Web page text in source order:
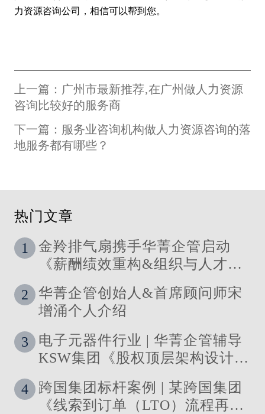
力资源咨询公司，相信可以帮到您。
上一篇：广州市最新推荐‚在广州做人力资源
咨询比较好的服务商
下一篇：服务业咨询机构做人力资源咨询的落
地服务都有哪些？
热门文章
1
金羚排气扇携手华菁企管启动
《薪酬绩效重构&组织与人才发
2
华菁企管创始人&首席顾问师宋
增涌个人介绍
3
电子元器件行业 | 华菁企管辅导
KSW集团《股权顶层架构设计及
4
跨国集团标杆案例 | 某跨国集团
《线索到订单（LTO）流程再造